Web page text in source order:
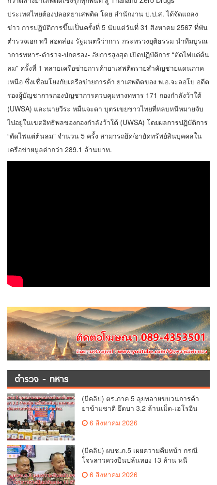
ประเทศไทยต้องปลอดยาเสพติด โดย สำนักงาน ป.ป.ส. ได้จัดแถลง
ข่าว การปฏิบัติการขึ้นเป็นครั้งที่ 5 นับแต่วันที่ 31 สิงหาคม 2567 ที่พัน
ตำรวจเอก ทวี สอดส่อง รัฐมนตรีว่าการ กระทรวงยุติธรรม นำทีมบูรณ
าการทหาร-ตำรวจ-ปกครอง- อัยการสูงสุด เปิดปฏิบัติการ “ตัดไฟแต่ต้น
ลม” ครั้งที่ 1 ทลายเครือข่ายการค้ายาเสพติดรายสำคัญชายแดนภาค
เหนือ ซึ่งเชื่อมโยงกับเครือข่ายการค้า ยาเสพติดของ พ.อ.จะลอโบ อดีต
รองผู้บัญชาการกองบัญชาการควบคุมทางทหาร 171 กองกำลังว้าใต้
(UWSA) และนายวีระ หมื่นจะดา บุตรเขยชาวไทยที่หลบหนีหมายจับ
ไปอยู่ในเขตอิทธิพลของกองกำลังว้าใต้ (UWSA) โดยผลการปฏิบัติการ
“ตัดไฟแต่ต้นลม” จำนวน 5 ครั้ง สามารถยึด/อายัดทรัพย์สินบุคคลใน
เครือข่ายมูลค่ากว่า 289.1 ล้านบาท.
ตำรวจ - ทหาร
(มีคลิป) ตร.ภาค 5 ลุยทลายขบวนการค้า
ยาข้ามชาติ ยึดบา 3.2 ล้านเม็ด-เฮโรอีน
เพียบ ผลงานสะสม 10 เดือนรวบทรัพย์
ทะลุ 1.5 พันล้าน
6 สิงหาคม 2026
(มีคลิป) ผบช.ภ.5 เผยความคืบหน้า กรณี
โจรลาวควงปืนปล้นทอง 13 ล้าน หนี
กบดานแขวงบ่อแก้ว
6 สิงหาคม 2026